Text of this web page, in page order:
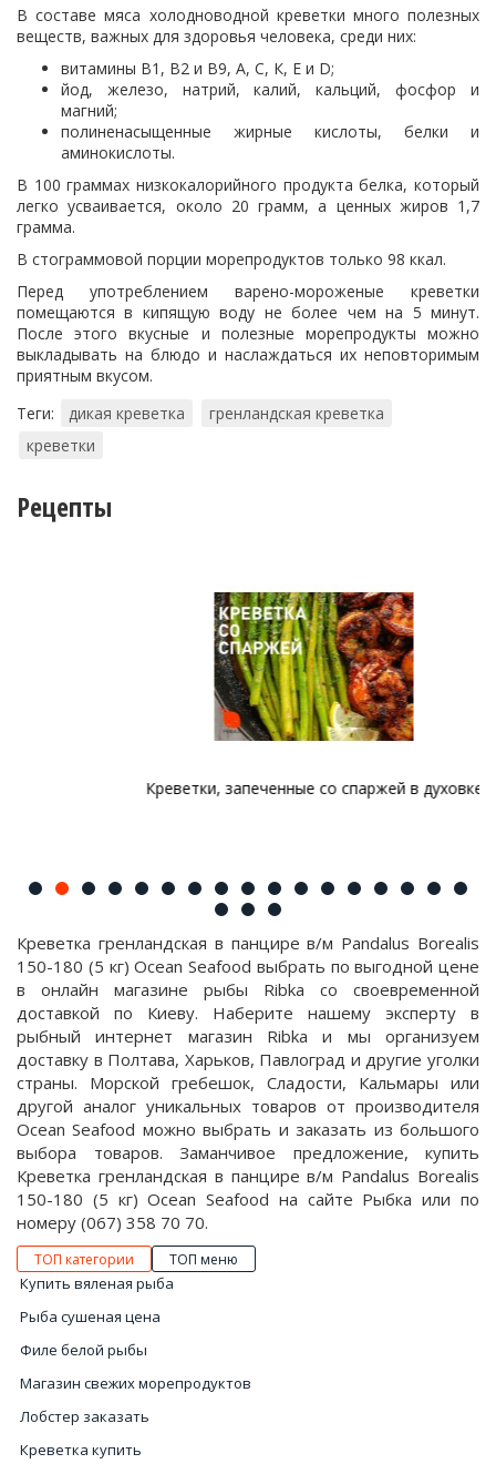
В составе мяса холодноводной креветки много полезных
веществ, важных для здоровья человека, среди них:
витамины В1, В2 и В9, А, С, К, E и D;
йод, железо, натрий, калий, кальций, фосфор и
магний;
полиненасыщенные жирные кислоты, белки и
аминокислоты.
В 100 граммах низкокалорийного продукта белка, который
легко усваивается, около 20 грамм, а ценных жиров 1,7
грамма.
В стограммовой порции морепродуктов только 98 ккал.
Перед употреблением варено-мороженые креветки
помещаются в кипящую воду не более чем на 5 минут.
После этого вкусные и полезные морепродукты можно
выкладывать на блюдо и наслаждаться их неповторимым
приятным вкусом.
Теги:
дикая креветка
гренландская креветка
креветки
Рецепты
Креветки, запеченные со спаржей в духовке
Креветка гренландская в панцире в/м Pandalus Borealis
150-180 (5 кг) Ocean Seafood выбрать по выгодной цене
в онлайн магазине рыбы Ribka со своевременной
доставкой по Киеву. Наберите нашему эксперту в
рыбный интернет магазин Ribka и мы организуем
доставку в Полтава, Харьков, Павлоград и другие уголки
страны. Морской гребешок, Сладости, Кальмары или
другой аналог уникальных товаров от производителя
Ocean Seafood можно выбрать и заказать из большого
выбора товаров. Заманчивое предложение, купить
Креветка гренландская в панцире в/м Pandalus Borealis
150-180 (5 кг) Ocean Seafood на сайте Рыбка или по
номеру (067) 358 70 70.
ТОП категории ТОП меню
Купить вяленая рыба
Рыба сушеная цена
Филе белой рыбы
Магазин свежих морепродуктов
Лобстер заказать
Креветка купить